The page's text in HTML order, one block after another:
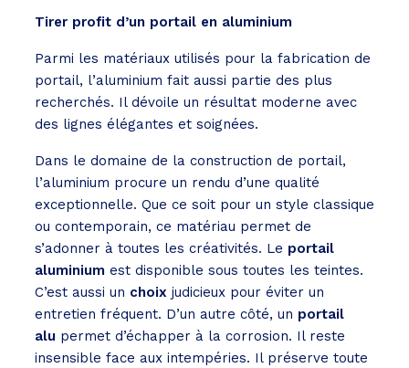
Tirer profit d’un portail en aluminium
Parmi les matériaux utilisés pour la fabrication de
portail, l’aluminium fait aussi partie des plus
recherchés. Il dévoile un résultat moderne avec
des lignes élégantes et soignées.
Dans le domaine de la construction de portail,
l’aluminium procure un rendu d’une qualité
exceptionnelle. Que ce soit pour un style classique
ou contemporain, ce matériau permet de
s’adonner à toutes les créativités. Le portail
aluminium est disponible sous toutes les teintes.
C’est aussi un choix judicieux pour éviter un
entretien fréquent. D’un autre côté, un portail
alu permet d’échapper à la corrosion. Il reste
insensible face aux intempéries. Il préserve toute